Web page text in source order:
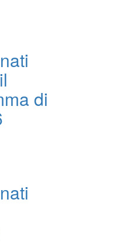
di